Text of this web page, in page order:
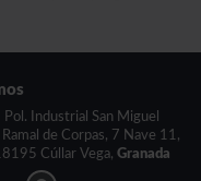
Pol. Industrial San Miguel
de Corpas, 7 Nave 11,
Cúllar Vega, Granada